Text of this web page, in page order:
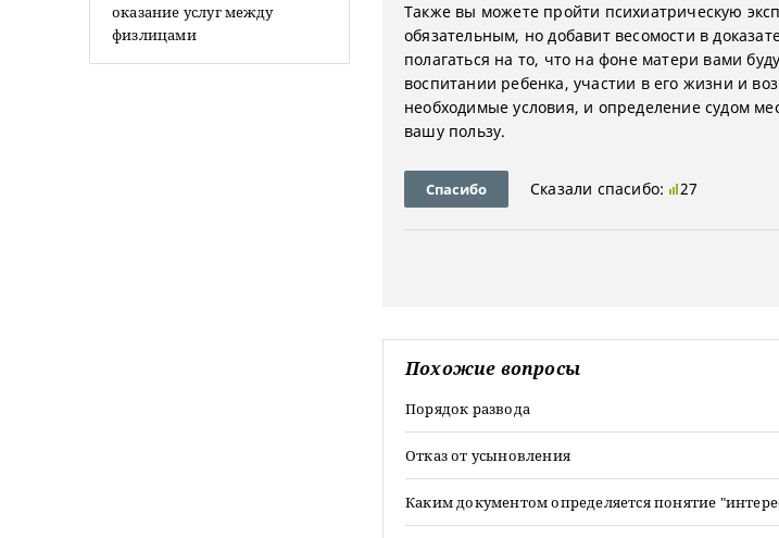
оказание услуг между
физлицами
Также вы можете пройти психиатрическую
обязательным, но добавит весомости в
полагаться на то, что на фоне матери вами
воспитании ребенка, участии в его жизни и
необходимые условия, и определение судом
вашу пользу.
Спасибо Сказали спасибо: 27
Похожие вопросы
Порядок развода
Отказ от усыновления
Каким документом определяется понятие